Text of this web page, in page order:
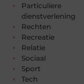
Particuliere
dienstverlening
Rechten
Recreatie
Relatie
Sociaal
Sport
Tech